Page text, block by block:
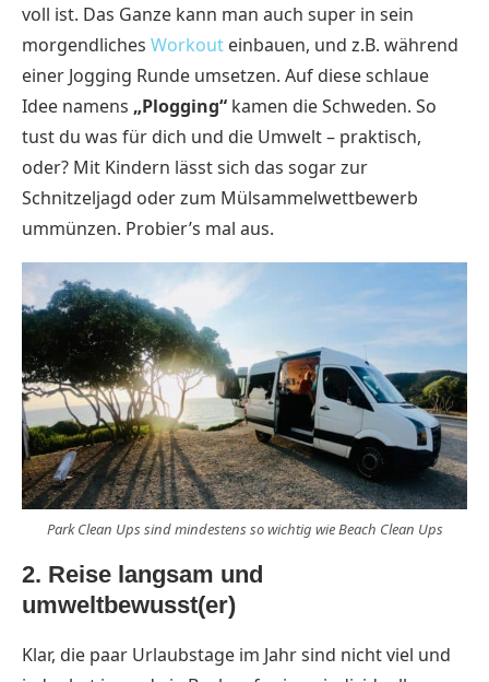
voll ist. Das Ganze kann man auch super in sein
morgendliches Workout einbauen, und z.B. während
einer Jogging Runde umsetzen. Auf diese schlaue
Idee namens „Plogging“ kamen die Schweden. So
tust du was für dich und die Umwelt – praktisch,
oder? Mit Kindern lässt sich das sogar zur
Schnitzeljagd oder zum Mülsammelwettbewerb
ummünzen. Probier’s mal aus.
Park Clean Ups sind mindestens so wichtig wie Beach Clean Ups
2. Reise langsam und
umweltbewusst(er)
Klar, die paar Urlaubstage im Jahr sind nicht viel und